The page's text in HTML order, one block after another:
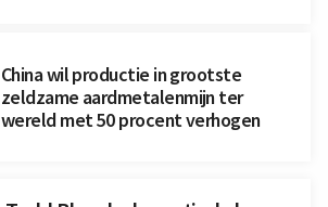
China wil productie in grootste
zeldzame aardmetalenmijn ter
wereld met 50 procent verhogen